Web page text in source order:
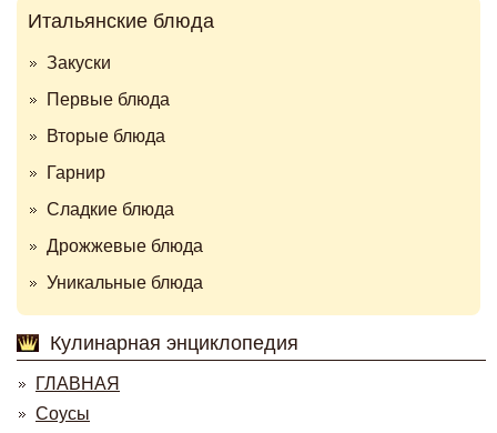
Итальянские блюда
Закуски
Первые блюда
Вторые блюда
Гарнир
Сладкие блюда
Дрожжевые блюда
Уникальные блюда
Кулинарная энциклопедия
ГЛАВНАЯ
Соусы